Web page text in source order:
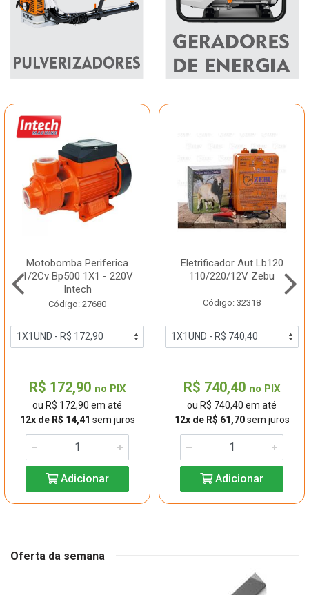
Motobomba Periferica
1/2Cv Bp500 1X1 - 220V
Intech
Código: 27680
R$ 172,90 no PIX
ou R$ 172,90 em até
12x de R$ 14,41 sem juros
Adicionar
Eletrificador Aut Lb120
110/220/12V Zebu
Código: 32318
R$ 740,40 no PIX
ou R$ 740,40 em até
12x de R$ 61,70sem juros
Adicionar
Oferta da semana